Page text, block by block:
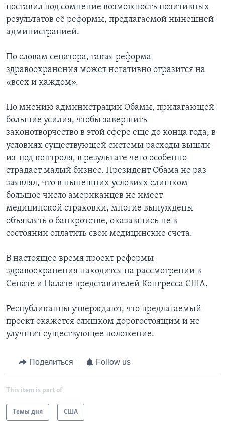
поставил под сомнение возможность позитивных
результатов её реформы, предлагаемой нынешней
администрацией.
По словам сенатора, такая реформа
здравоохранения может негативно отразится на
«всех и каждом».
По мнению администрации Обамы, прилагающей
большие усилия, чтобы завершить
законотворчество в этой сфере еще до конца года, в
условиях существующей системы расходы вышли
из-под контроля, в результате чего особенно
страдает малый бизнес. Президент Обама не раз
заявлял, что в нынешних условиях слишком
большое число американцев не имеет
медицинской страховки, многие вынуждены
объявлять о банкротстве, оказавшись не в
состоянии оплатить свои медицинские счета.
В настоящее время проект реформы
здравоохранения находится на рассмотрении в
Сенате и Палате представителей Конгресса США.
Республиканцы утверждают, что предлагаемый
проект окажется слишком дорогостоящим и не
улучшит существующее положение.
Поделиться Follow us
This item is part of
Темы дня США